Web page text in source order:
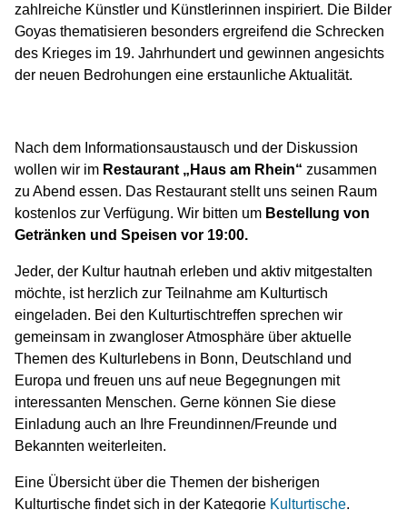
zahlreiche Künstler und Künstlerinnen inspiriert. Die Bilder
Goyas thematisieren besonders ergreifend die Schrecken
des Krieges im 19. Jahrhundert und gewinnen angesichts
der neuen Bedrohungen eine erstaunliche Aktualität.
Nach dem Informationsaustausch und der Diskussion
wollen wir im Restaurant „Haus am Rhein“ zusammen
zu Abend essen. Das Restaurant stellt uns seinen Raum
kostenlos zur Verfügung. Wir bitten um Bestellung von
Getränken und Speisen vor 19:00.
Jeder, der Kultur hautnah erleben und aktiv mitgestalten
möchte, ist herzlich zur Teilnahme am Kulturtisch
eingeladen. Bei den Kulturtischtreffen sprechen wir
gemeinsam in zwangloser Atmosphäre über aktuelle
Themen des Kulturlebens in Bonn, Deutschland und
Europa und freuen uns auf neue Begegnungen mit
interessanten Menschen. Gerne können Sie diese
Einladung auch an Ihre Freundinnen/Freunde und
Bekannten weiterleiten.
Eine Übersicht über die Themen der bisherigen
Kulturtische findet sich in der Kategorie Kulturtische.